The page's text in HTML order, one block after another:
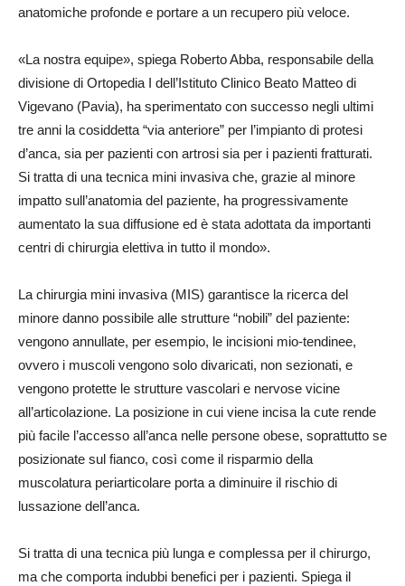
anatomiche profonde e portare a un recupero più veloce.
«La nostra equipe», spiega Roberto Abba, responsabile della
divisione di Ortopedia I dell’Istituto Clinico Beato Matteo di
Vigevano (Pavia), ha sperimentato con successo negli ultimi
tre anni la cosiddetta “via anteriore” per l’impianto di protesi
d’anca, sia per pazienti con artrosi sia per i pazienti fratturati.
Si tratta di una tecnica mini invasiva che, grazie al minore
impatto sull’anatomia del paziente, ha progressivamente
aumentato la sua diffusione ed è stata adottata da importanti
centri di chirurgia elettiva in tutto il mondo».
La chirurgia mini invasiva (MIS) garantisce la ricerca del
minore danno possibile alle strutture “nobili” del paziente:
vengono annullate, per esempio, le incisioni mio-tendinee,
ovvero i muscoli vengono solo divaricati, non sezionati, e
vengono protette le strutture vascolari e nervose vicine
all’articolazione. La posizione in cui viene incisa la cute rende
più facile l’accesso all’anca nelle persone obese, soprattutto se
posizionate sul fianco, così come il risparmio della
muscolatura periarticolare porta a diminuire il rischio di
lussazione dell’anca.
Si tratta di una tecnica più lunga e complessa per il chirurgo,
ma che comporta indubbi benefici per i pazienti. Spiega il